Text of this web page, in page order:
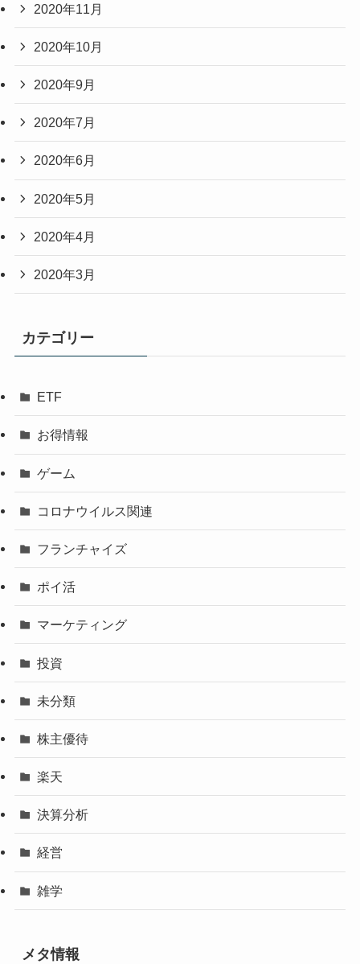
2020年11月
2020年10月
2020年9月
2020年7月
2020年6月
2020年5月
2020年4月
2020年3月
カテゴリー
ETF
お得情報
ゲーム
コロナウイルス関連
フランチャイズ
ポイ活
マーケティング
投資
未分類
株主優待
楽天
決算分析
経営
雑学
メタ情報